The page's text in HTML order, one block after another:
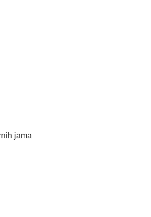
jama